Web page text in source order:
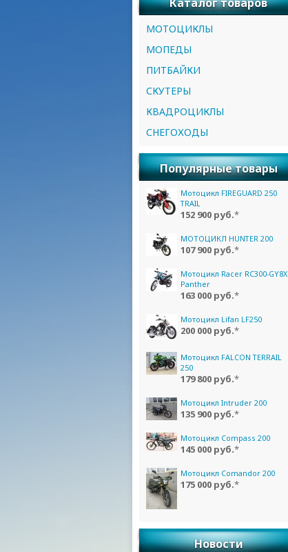
МОТОЦИКЛЫ
МОПЕДЫ
ПИТБАЙКИ
СКУТЕРЫ
КВАДРОЦИКЛЫ
СНЕГОХОДЫ
Популярные товары
Мотоцикл FIREGUARD 250
TRAIL
152 900 руб.*
МОТОЦИКЛ HUNTER 200
107 900 руб.*
Мотоцикл Racer RC300-GY8X
Panther
163 000 руб.*
Мотоцикл Lifan LF250
200 000 руб.*
Мотоцикл FALCON TERRAIL
250
179 800 руб.*
Мотоцикл Intruder 200
135 900 руб.*
Мотоцикл Compass 200
145 000 руб.*
Мотоцикл Comandor 200
175 000 руб.*
Новости